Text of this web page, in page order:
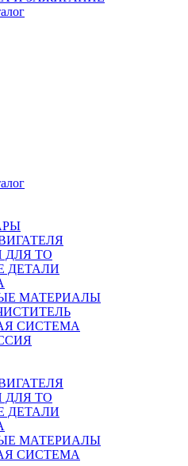
ДЛЯ ТО
ДЕТАЛИ
МАТЕРИАЛЫ
СИСТЕМА
ДЛЯ ТО
ДЕТАЛИ
МАТЕРИАЛЫ
СИСТЕМА